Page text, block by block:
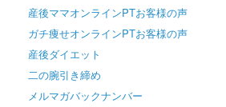
産後ママオンラインPTお客様の声
ガチ痩せオンラインPTお客様の声
産後ダイエット
二の腕引き締め
メルマガバックナンバー